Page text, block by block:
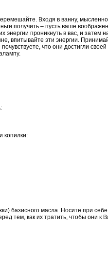
Входя в ванну,
получить – пусть ваше
энергии проникнуть в вас, и затем
впитывайте эти энергии.
что они достигли
копилки:
базисного масла. Носите при
тем, как их тратить, чтобы они к